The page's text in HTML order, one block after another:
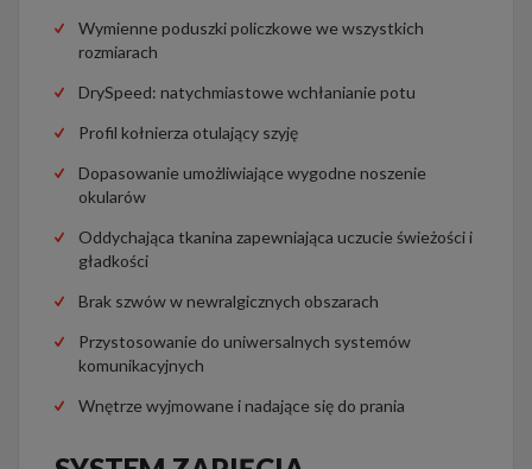
Wymienne poduszki policzkowe we wszystkich
rozmiarach
DrySpeed: natychmiastowe wchłanianie potu
Profil kołnierza otulający szyję
Dopasowanie umożliwiające wygodne noszenie
okularów
Oddychająca tkanina zapewniająca uczucie świeżości i
gładkości
Brak szwów w newralgicznych obszarach
Przystosowanie do uniwersalnych systemów
komunikacyjnych
Wnętrze wyjmowane i nadające się do prania